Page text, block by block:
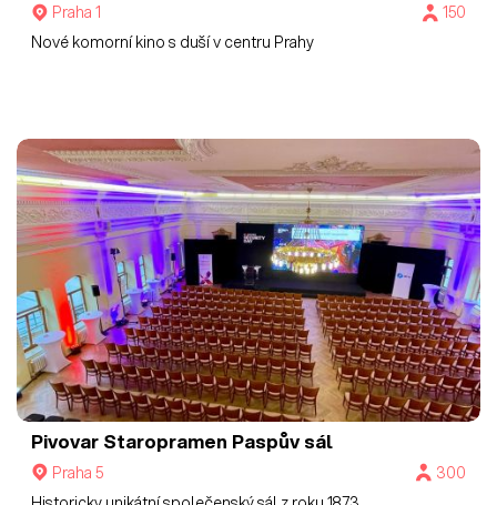
Praha 1
150
Nové komorní kino s duší v centru Prahy
Pivovar Staropramen Paspův sál
Praha 5
300